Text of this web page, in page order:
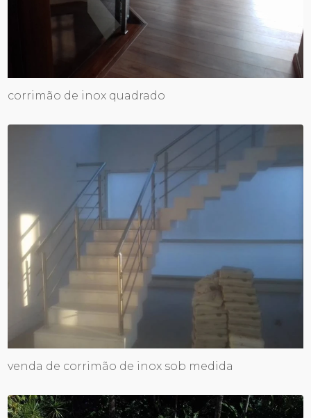
corrimão de inox quadrado
venda de corrimão de inox sob medida